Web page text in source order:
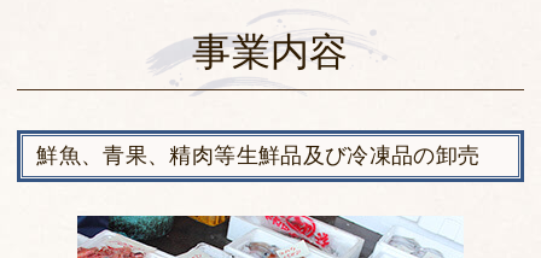
事業内容
鮮魚、青果、精肉等生鮮品及び冷凍品の卸売